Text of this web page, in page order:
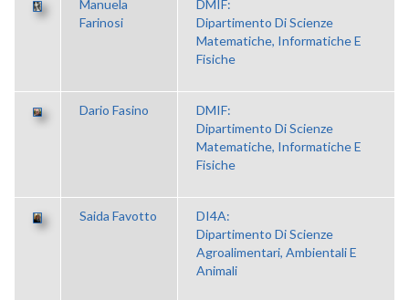
Manuela
Farinosi
DMIF:
Dipartimento Di Scienze
Matematiche, Informatiche E
Fisiche
Dario Fasino
DMIF:
Dipartimento Di Scienze
Matematiche, Informatiche E
Fisiche
Saida Favotto
DI4A:
Dipartimento Di Scienze
Agroalimentari, Ambientali E
Animali